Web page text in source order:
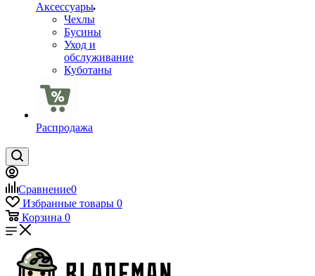
Аксессуары
Чехлы
Бусины
Уход и
обслуживание
Куботаны
Распродажа
Сравнение0
Избранные товары 0
Корзина 0